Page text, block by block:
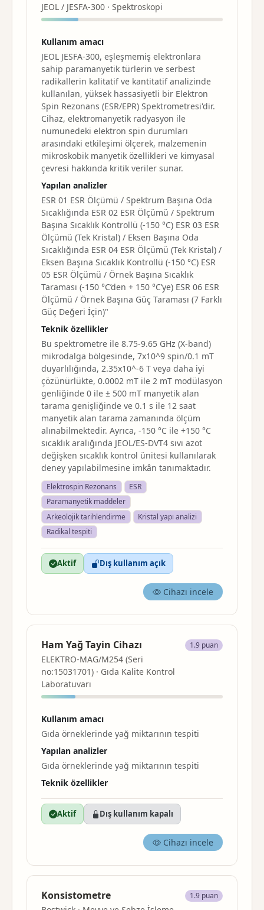
JEOL / JESFA-300 · Spektroskopi
Kullanım amacı
JEOL JESFA-300, eşleşmemiş elektronlara
sahip paramanyetik türlerin ve serbest
radikallerin kalitatif ve kantitatif analizinde
kullanılan, yüksek hassasiyetli bir Elektron
Spin Rezonans (ESR/EPR) Spektrometresi'dir.
Cihaz, elektromanyetik radyasyon ile
numunedeki elektron spin durumları
arasındaki etkileşimi ölçerek, malzemenin
mikroskobik manyetik özellikleri ve kimyasal
çevresi hakkında kritik veriler sunar.
Yapılan analizler
ESR 01 ESR Ölçümü / Spektrum Başına Oda
Sıcaklığında ESR 02 ESR Ölçümü / Spektrum
Başına Sıcaklık Kontrollü (-150 °C) ESR 03 ESR
Ölçümü (Tek Kristal) / Eksen Başına Oda
Sıcaklığında ESR 04 ESR Ölçümü (Tek Kristal) /
Eksen Başına Sıcaklık Kontrollü (-150 °C) ESR
05 ESR Ölçümü / Örnek Başına Sıcaklık
Taraması (-150 °C’den + 150 °C’ye) ESR 06 ESR
Ölçümü / Örnek Başına Güç Taraması (7 Farklı
Güç Değeri İçin)"
Teknik özellikler
Bu spektrometre ile 8.75-9.65 GHz (X-band)
mikrodalga bölgesinde, 7x10^9 spin/0.1 mT
duyarlılığında, 2.35x10^-6 T veya daha iyi
çözünürlükte, 0.0002 mT ile 2 mT modülasyon
genliğinde 0 ile ± 500 mT manyetik alan
tarama genişliğinde ve 0.1 s ile 12 saat
manyetik alan tarama zamanında ölçüm
alınabilmektedir. Ayrıca, -150 °C ile +150 °C
sıcaklık aralığında JEOL/ES-DVT4 sıvı azot
değişken sıcaklık kontrol ünitesi kullanılarak
deney yapılabilmesine imkân tanımaktadır.
Elektrospin Rezonans
ESR
Paramanyetik maddeler
Arkeolojik tarihlendirme
Kristal yapı analizi
Radikal tespiti
Aktif Dış kullanım açık
Cihazı incele
Ham Yağ Tayin Cihazı
ELEKTRO-MAG/M254 (Seri
no:15031701) · Gıda Kalite Kontrol
Laboratuvarı
1.9 puan
Kullanım amacı
Gıda örneklerinde yağ miktarının tespiti
Yapılan analizler
Gıda örneklerinde yağ miktarının tespiti
Teknik özellikler
Aktif Dış kullanım kapalı
Cihazı incele
Konsistometre 1.9 puan